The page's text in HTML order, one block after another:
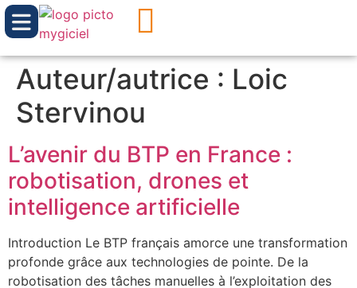
Auteur/autrice : Loic
Stervinou
L’avenir du BTP en France :
robotisation, drones et
intelligence artificielle
Introduction Le BTP français amorce une transformation
profonde grâce aux technologies de pointe. De la
robotisation des tâches manuelles à l’exploitation des